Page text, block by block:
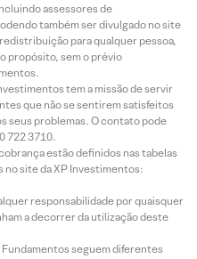
assessores de
também ser divulgado no site
para qualquer pessoa,
propósito, sem o prévio
tem a missão de servir
que não se sentirem satisfeitos
seus problemas. O contato pode
722 3710.
estão definidos nas tabelas
site da XP Investimentos:
responsabilidade por quaisquer
a decorrer da utilização deste
Fundamentos seguem diferentes